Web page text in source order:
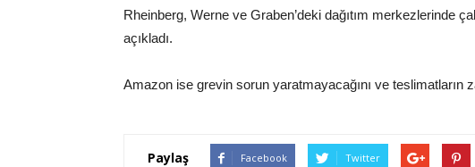
Rheinberg, Werne ve Graben’deki dağıtım merkezlerinde
açıkladı.
Amazon ise grevin sorun yaratmayacağını ve teslimatların
Paylaş Facebook Twitter